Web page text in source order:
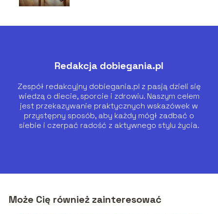
Redakcja dobiegania.pl
Zespół redakcyjny dobiegania.pl z pasją dzieli się
wiedzą o diecie, sporcie i zdrowiu. Naszym celem
jest przekazywanie praktycznych wskazówek w
przystępny sposób, aby każdy mógł zadbać o
siebie i czerpać radość z aktywnego stylu życia.
Może Cię również zainteresować